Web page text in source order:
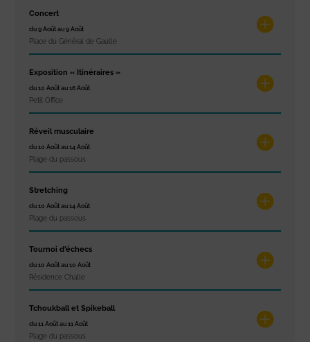
Concert
du 9 Août au 9 Août
Place du Général de Gaulle
Exposition « Itinéraires »
du 10 Août au 16 Août
Petit Office
Réveil musculaire
du 10 Août au 14 Août
Plage du passous
Stretching
du 10 Août au 14 Août
Plage du passous
Tournoi d’échecs
du 10 Août au 10 Août
Résidence Challe
Tchoukball et Spikeball
du 11 Août au 11 Août
Plage du passous